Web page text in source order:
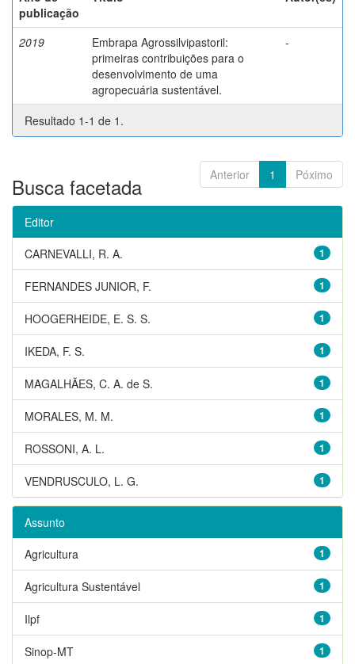
publicação
2019
Embrapa Agrossilvipastoril:
primeiras contribuições para o
desenvolvimento de uma
agropecuária sustentável.
-
Resultado 1-1 de 1.
Anterior 1 Póximo
Busca facetada
Editor
1
CARNEVALLI, R. A.
1
FERNANDES JUNIOR, F.
1
HOOGERHEIDE, E. S. S.
1
IKEDA, F. S.
1
MAGALHÃES, C. A. de S.
1
MORALES, M. M.
1
ROSSONI, A. L.
1
VENDRUSCULO, L. G.
Assunto
1
Agricultura
1
Agricultura Sustentável
1
Ilpf
1
Sinop-MT